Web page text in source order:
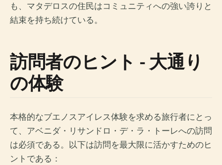
も、マタデロスの住民はコミュニティへの強い誇りと
結束を持ち続けている。
訪問者のヒント - 大通り
の体験
本格的なブエノスアイレス体験を求める旅行者にとっ
て、アベニダ・リサンドロ・デ・ラ・トーレへの訪問
は必須である。以下は訪問を最大限に活かすためのヒ
ントである：